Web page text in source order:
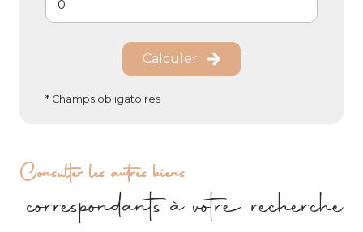
Calculer
* Champs obligatoires
Consulter les autres biens
correspondants à votre recherche